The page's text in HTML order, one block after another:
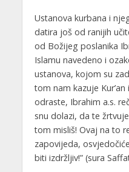
Ustanova kurbana i
datira još od ranijih
od Božijeg poslanika
Islamu navedeno i
ustanova, kojom su
tom nam kazuje
odraste, Ibrahim a.s.
snu dolazi, da te
tom misliš! Ovaj na to
zapovijeda,
biti izdržljiv!” (sura